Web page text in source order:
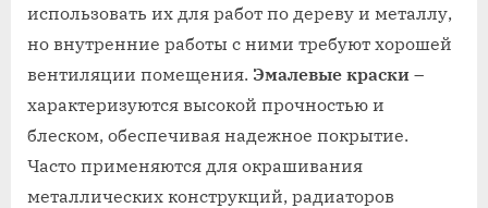
использовать их для работ по дереву и металлу,
но внутренние работы с ними требуют хорошей
вентиляции помещения. Эмалевые краски –
характеризуются высокой прочностью и
блеском, обеспечивая надежное покрытие.
Часто применяются для окрашивания
металлических конструкций, радиаторов